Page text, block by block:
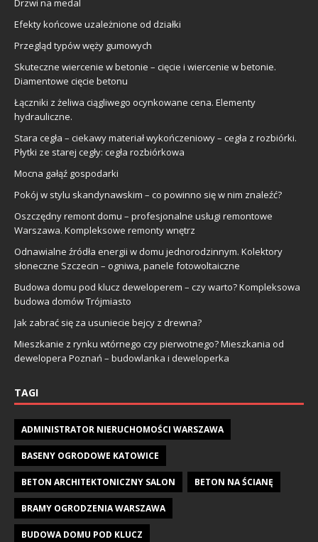
Drzwi na medal
Efekty końcowe uzależnione od działki
Przegląd typów węży gumowych
Skuteczne wiercenie w betonie – cięcie i wiercenie w betonie.
Diamentowe cięcie betonu
Łączniki z żeliwa ciągliwego ocynkowane cena. Elementy
hydrauliczne.
Stara cegła – ciekawy materiał wykończeniowy – cegła z rozbiórki.
Płytki ze starej cegły: cegła rozbiórkowa
Mocna gałąź gospodarki
Pokój w stylu skandynawskim – co powinno się w nim znaleźć?
Oszczędny remont domu – profesjonalne usługi remontowe
Warszawa. Kompleksowe remonty wnętrz
Odnawialne źródła energii w domu jednorodzinnym. Kolektory
słoneczne Szczecin – ogniwa, panele fotowoltaiczne
Budowa domu pod klucz deweloperem – czy warto? Kompleksowa
budowa domów Trójmiasto
Jak zabrać się za usuniecie bejcy z drewna?
Mieszkanie z rynku wtórnego czy pierwotnego? Mieszkania od
dewelopera Poznań – budowlanka i deweloperka
TAGI
ADMINISTRATOR NIERUCHOMOŚCI WARSZAWA
BASENY OGRODOWE KATOWICE
BETON ARCHITEKTONICZNY SALON BETON NA ŚCIANĘ
BRAMY OGRODZENIA WARSZAWA
BUDOWA DOMU POD KLUCZ